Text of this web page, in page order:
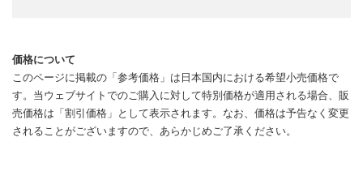
価格について
このページに掲載の「参考価格」は日本国内における希望小売価格で
す。当ウェブサイトでのご購入に対して特別価格が適用される場合、販
売価格は「割引価格」として表示されます。なお、価格は予告なく変更
されることがございますので、あらかじめご了承ください。